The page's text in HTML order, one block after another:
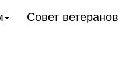
Совет ветеранов